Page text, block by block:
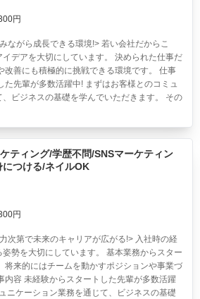
円
ながら成長できる環境!> 若い会社だからこ
デアを大切にしています。 決められた仕事だ
改善にも積極的に挑戦できる環境です。 仕事
た先輩が多数活躍中! まずはお客様とのコミュ
ビジネスの基礎を学んでいただきます。 その
ティング/学歴不問/SNSマーケティン
つける/ネイルOK
円
次第で未来のキャリアが広がる!> 入社時の経
勢を大切にしています。 基本業務からスター
将来的にはチームを動かすポジションや事業づ
内容 未経験からスタートした先輩が多数活躍
ニケーション業務を通じて、ビジネスの基礎